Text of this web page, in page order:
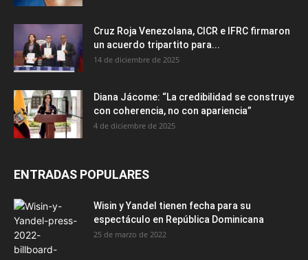
Cruz Roja Venezolana, CICR e IFRC firmaron
un acuerdo tripartito para...
14 de diciembre de 2025
Diana Jácome: “La credibilidad se construye
con coherencia, no con apariencia”
4 de diciembre de 2025
ENTRADAS POPULARES
Wisin y Yandel tienen fecha para su
espectáculo en República Dominicana
25 de marzo de 2022